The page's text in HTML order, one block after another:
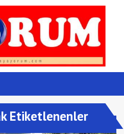
Etiketlenenler